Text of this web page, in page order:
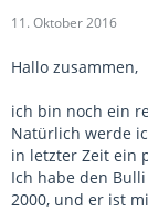
11. Oktober 2016
Hallo zusammen,
ich bin noch ein
Natürlich werde
in letzter Zeit ein
Ich habe den
2000, und er ist